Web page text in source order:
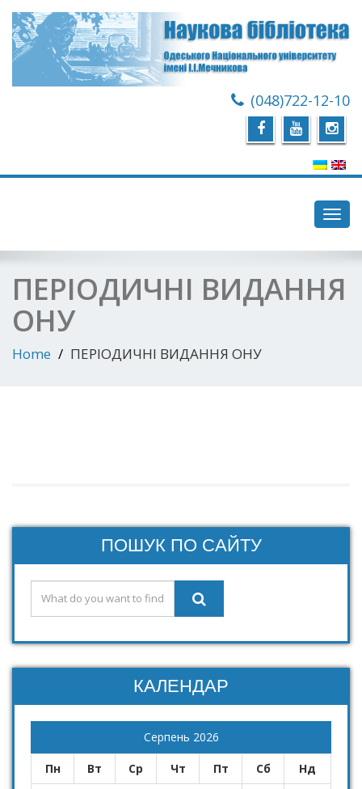
(048)722-12-10
ПЕРІОДИЧНІ ВИДАННЯ
ОНУ
Home ПЕРІОДИЧНІ ВИДАННЯ ОНУ
ПОШУК ПО САЙТУ
КАЛЕНДАР
Серпень 2026
Пн Вт Ср Чт Пт Сб
Нд